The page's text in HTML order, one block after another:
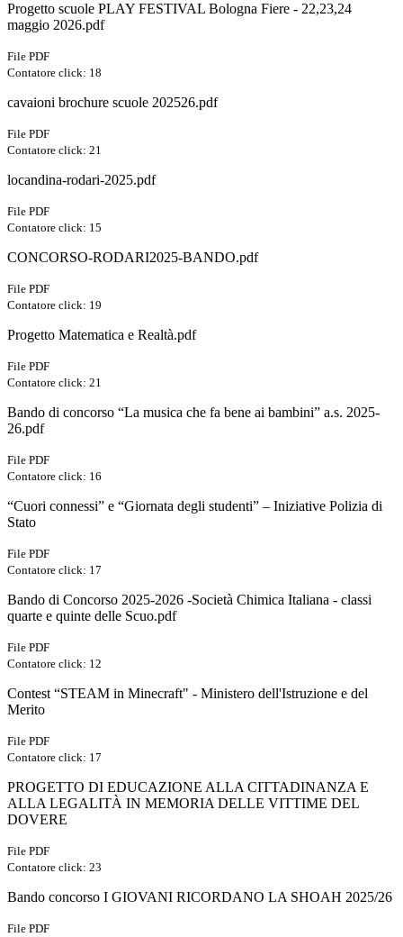
Progetto scuole PLAY FESTIVAL Bologna Fiere - 22,23,24
maggio 2026.pdf
File PDF
Contatore click: 18
cavaioni brochure scuole 202526.pdf
File PDF
Contatore click: 21
locandina-rodari-2025.pdf
File PDF
Contatore click: 15
CONCORSO-RODARI2025-BANDO.pdf
File PDF
Contatore click: 19
Progetto Matematica e Realtà.pdf
File PDF
Contatore click: 21
Bando di concorso “La musica che fa bene ai bambini” a.s. 2025-
26.pdf
File PDF
Contatore click: 16
“Cuori connessi” e “Giornata degli studenti” – Iniziative Polizia di
Stato
File PDF
Contatore click: 17
Bando di Concorso 2025-2026 -Società Chimica Italiana - classi
quarte e quinte delle Scuo.pdf
File PDF
Contatore click: 12
Contest “STEAM in Minecraft" - Ministero dell'Istruzione e del
Merito
File PDF
Contatore click: 17
PROGETTO DI EDUCAZIONE ALLA CITTADINANZA E
ALLA LEGALITÀ IN MEMORIA DELLE VITTIME DEL
DOVERE
File PDF
Contatore click: 23
Bando concorso I GIOVANI RICORDANO LA SHOAH 2025/26
File PDF